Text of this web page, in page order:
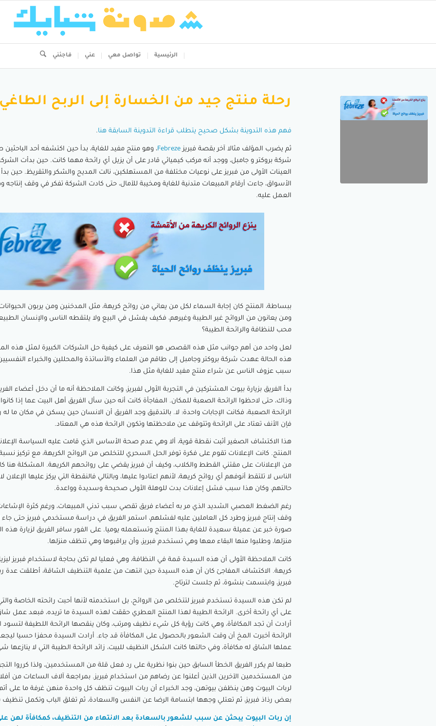
الرئيسية تواصل معي عني فاجئني
رحلة منتج جيد من الخسارة إلى الربح الطاغي
فهم هذه التدوينة بشكل صحيح يتطلب قراءة التدوينة السابقة هنا.
ثم يضرب المؤلف مثالا آخر بقصة فبريز Febreze، وهو منتج مفيد للغاية، بدأ حين اكتشفه أحد
شركة بروكتر و جامبل، ووجد أنه مركب كيميائي قادر على أن يزيل أي رائحة مهما كانت. حين بدأت
العينات الأولى من فبريز على نوعيات مختلفة من المستهلكين، نالت المديح والشكر والتقريظ. حين بدأ
الأسواق، جاءت أرقام المبيعات متدنية للغاية ومخيبة للآمال، حتى كادت الشركة تفكر في وقف
العمل عليه.
ببساطة، المنتج كان إجابة السماء لكل من يعاني من روائح كريهة، مثل المدخنين ومن يربون
ومن يعانون من الروائح غير الطيبة وغيرهم، فكيف يفشل في البيع ولا يلتقطه الناس والإنسان
محب للنظافة والرائحة الطيبة؟
لعل واحد من أهم جوانب مثل هذه القصص هو التعرف على كيفية حل الشركات الكبيرة لمثل هذه
هذه الحالة عهدت شركة بروكتر وجامبل إلى طاقم من العلماء والأساتذة والمحللين والخبراء
سبب عزوف الناس عن شراء منتج مفيد للغاية مثل هذا.
بدأ الفريق بزيارة بيوت المشتركين في التجربة الأولى لفبريز، وكانت الملاحظة أنه ما أن دخل أعضاء
وذاك، حتى لاحظوا الرائحة الصعبة للمكان. المفاجأة كانت أنه حين سأل الفريق أهل البيت عما إذا
الرائحة الصعبة، فكانت الإجابات واحدة: لا. بالتدقيق وجد الفريق أن الانسان حين يسكن في مكان ما له
فإن الأنف تعتاد على الرائحة وتتوقف عن ملاحظتها وتكون الرائحة هذه هي المعتاد.
هذا الاكتشاف الصغير أثبت نقطة قوية، ألا وهي عدم صحة الأساس الذي قامت عليه السياسة
المنتج. كانت الإعلانات تقوم على فكرة توفر الحل السحري للتخلص من الروائح الكريهة، مع تركيز
من الإعلانات على مقتني القطط والكلاب، وكيف أن فبريز يقضي على روائحهم الكريهة. المشكلة هنا
الناس لا تلتقط أنوفهم أي روائح كريهة، لأنهم اعتادوا عليها، وبالتالي فالنقطة التي يركز عليها الإعلان
حالتهم، وكان هذا سبب فشل إعلانات بدت للوهلة الأولى صحيحة وسديدة وواعدة.
رغم الضغط العصبي الشديد الذي مر به أعضاء فريق تقصي سبب تدني المبيعات، ورغم كثرة
وقف إنتاج فبريز وطرد كل العاملين عليه لفشلهم، استمر الفريق في دراسة مستخدمي فبريز حتى جاء
صورة خبر عن عميلة سعيدة للغاية بهذا المنتج وتستعمله يوميا. على الفور سافر الفريق لزيارة هذه
منزلها، وطلبوا منها البقاء معها وهي تستخدم فبريز، وأن يراقبوها وهي تنظف منزلها.
كانت الملاحظة الأولى أن هذه السيدة قمة في النظافة، وهي فعليا لم تكن بحاجة لاستخدام فبريز
كريهة. الاكتشاف المفاجئ كان أن هذه السيدة حين انتهت من علمية التنظيف الشاقة، أطلقت عدة
فبريز، وابتسمت بنشوة، ثم جلست لترتاح.
لم تكن هذه السيدة تستخدم فبريز لتتخلص من الروائح، بل استخدمته لأنها أحبت رائحته الخاصة
على أي رائحة أخرى. الرائحة الطيبة لهذا المنتج العطري حققت لهذه السيدة ما تريده، فبعد عمل
أرادت أن تجد المكافأة، وهي كانت رؤية كل شيء نظيف ومرتب، وكان ينقصها الرائحة اللطيفة لتسود
الرائحة أخبرت المخ أن وقت الشعور بالحصول على المكافأة قد جاء. أرادت السيدة محفزا حسيا
عملها الشاق له مكافأة، وفي حالتها كانت الشكل النظيف للبيت، زائد الرائحة الطيبة التي لا ينازعها
طبعا لم يكرر الفريق الخطأ السابق حين بنوا نظرية على رد فعل قلة من المستخدمين، ولذا كرروا
من المستخدمين الآخرين الذين أعلنوا عن رضاهم من استخدام فبريز. بمراجعة آلاف الساعات من
لربات البيوت وهن ينظفن بيوتهن، وجد الخبراء أن ربات البيوت تنظف كل واحدة منهن غرفة ما على
بعض رذاذ فبريز، ثم تعتلي وجهها ابتسامة الرضا عن النفس والسعادة، ثم تغلق الباب وتكمل تنظيف
إن ربات البيوت يبحثن عن سبب للشعور بالسعادة بعد الانتهاء من التنظيف، كمكافأة لهن